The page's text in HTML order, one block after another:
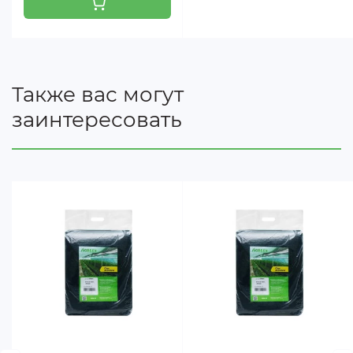
света, поступающего к растениям в весенне-
летний период. Для растений открытого грунта
оптимальное решение – использование
затеняющих сеток. С одной стороны, затеняющие
равномерно распределяют пропускаемый
солнечный свет.
Степень затенения сетки определяется
материалом, из которого она изготовлена,
размерами нити и рисунком сетки, то есть
характером переплетения нитей.
Также вас могут
заинтересовать